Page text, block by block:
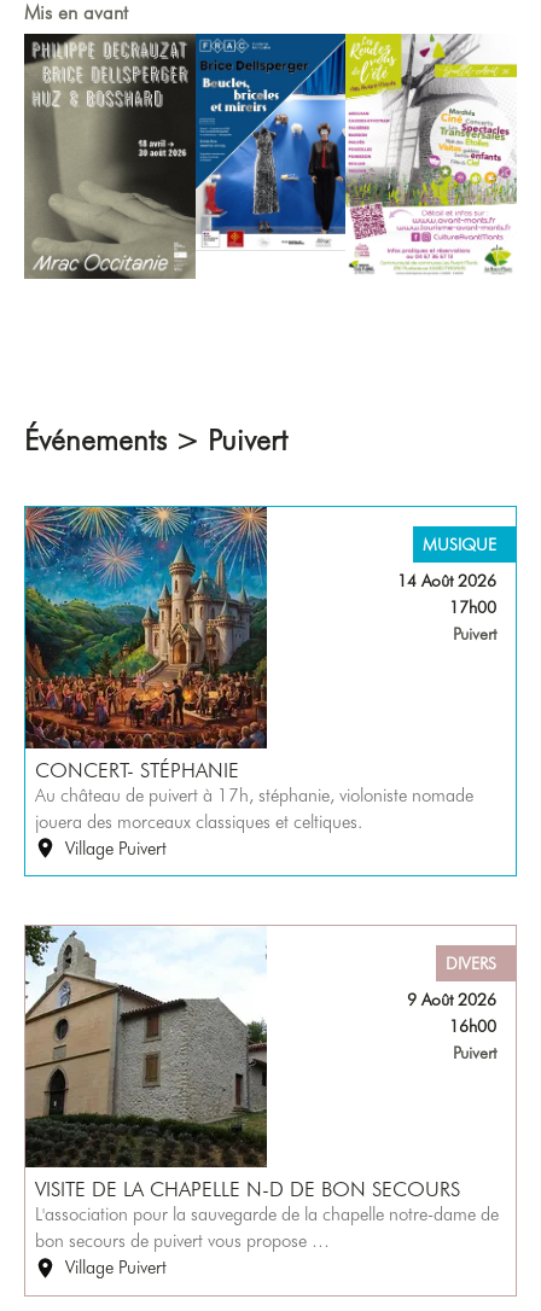
Mis en avant
Événements > Puivert
MUSIQUE
14 Août 2026
17h00
Puivert
CONCERT- STÉPHANIE
Au château de puivert à 17h, stéphanie, violoniste nomade
jouera des morceaux classiques et celtiques.
Village Puivert
DIVERS
9 Août 2026
16h00
Puivert
VISITE DE LA CHAPELLE N-D DE BON SECOURS
L'association pour la sauvegarde de la chapelle notre-dame de
bon secours de puivert vous propose …
Village Puivert